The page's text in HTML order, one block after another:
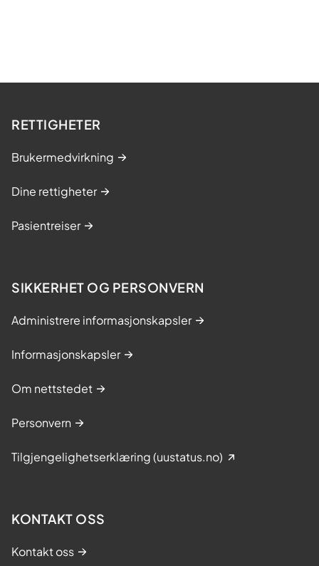
RETTIGHETER
Brukermedvirkning
Dine rettigheter
Pasientreiser
SIKKERHET OG PERSONVERN
Administrere informasjonskapsler
Informasjonskapsler
Om nettstedet
Personvern
Tilgjengelighetserklæring (uustatus.no)
KONTAKT OSS
Kontakt oss